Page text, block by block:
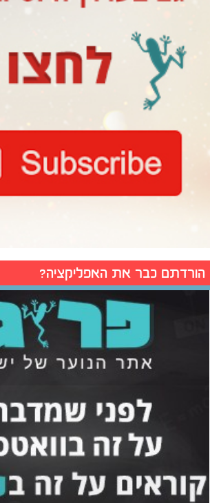
הורדתם כבר את האפליקציה?